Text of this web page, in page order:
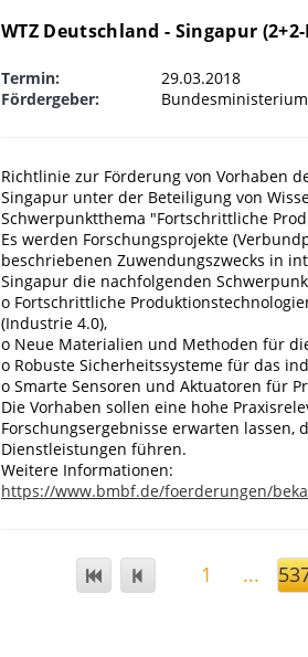
WTZ Deutschland - Singapur
Termin:
29.03.2018
Fördergeber:
Richtlinie zur Förderung von Vorhaben
Singapur unter der Beteiligung von
Schwerpunktthema "Fortschrittliche
Es werden Forschungsprojekte
beschriebenen Zuwendungszwecks in
Singapur die nachfolgenden
o Fortschrittliche
(Industrie 4.0),
o Neue Materialien und Methoden für
o Robuste Sicherheitssysteme für das
o Smarte Sensoren und Aktuatoren für
Die Vorhaben sollen eine hohe
Forschungsergebnisse erwarten
Dienstleistungen führen.
Weitere Informationen:
https://www.bmbf.de/foerderungen/
1 ...